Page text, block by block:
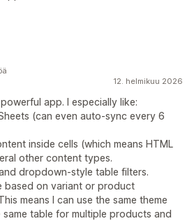
12. helmikuu 2026
app. I especially like:
(can even auto-sync every 6
inside cells (which means HTML
other content types.
dropdown-style table filters.
based on variant or product
means I can use the same theme
table for multiple products and